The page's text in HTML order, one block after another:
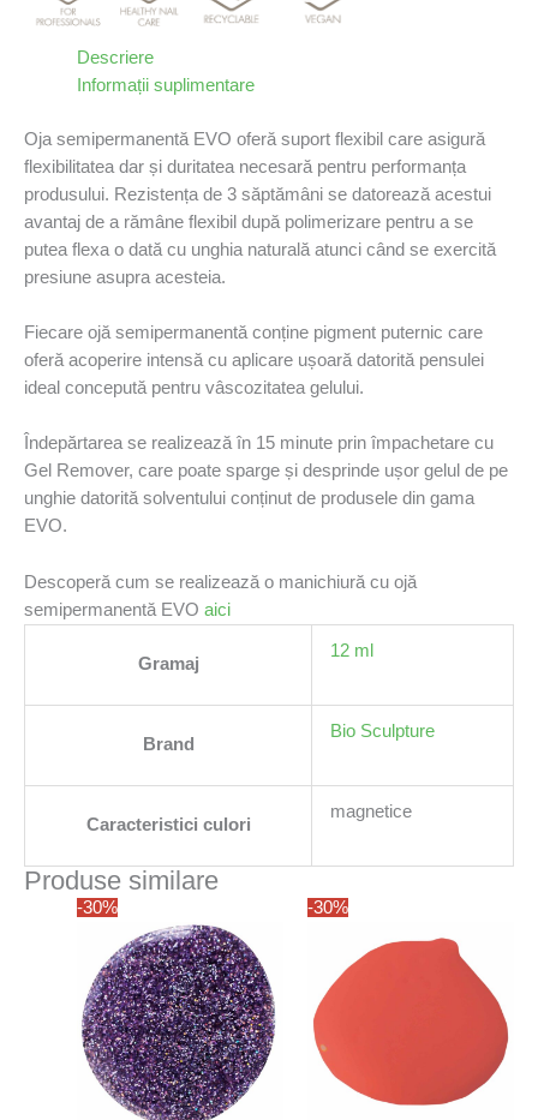
Descriere
Informații suplimentare
Oja semipermanentă EVO oferă suport flexibil care asigură
flexibilitatea dar și duritatea necesară pentru performanța
produsului. Rezistența de 3 săptămâni se datorează acestui
avantaj de a rămâne flexibil după polimerizare pentru a se
putea flexa o dată cu unghia naturală atunci când se exercită
presiune asupra acesteia.
Fiecare ojă semipermanentă conține pigment puternic care
oferă acoperire intensă cu aplicare ușoară datorită pensulei
ideal concepută pentru vâscozitatea gelului.
Îndepărtarea se realizează în 15 minute prin împachetare cu
Gel Remover, care poate sparge și desprinde ușor gelul de pe
unghie datorită solventului conținut de produsele din gama
EVO.
Descoperă cum se realizează o manichiură cu ojă
semipermanentă EVO aici
Gramaj
12 ml
Brand
Bio Sculpture
Caracteristici culori
magnetice
Produse similare
-30% -30%